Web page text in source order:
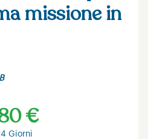
missione in
€
Giorni